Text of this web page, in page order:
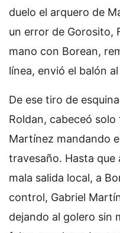
duelo el arquero de
un error de Gorosito,
mano con Borean,
línea, envió el balón
De ese tiro de
Roldan, cabeceó
Martínez mandando
travesaño. Hasta que
mala salida local, a
control, Gabriel
dejando al golero sin